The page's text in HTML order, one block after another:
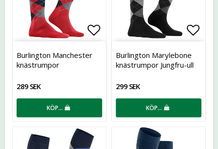
Lägg till i favoritlistan
Burlington Manchester
knästrumpor
289 SEK
KÖP…
Burlington Marylebone
knästrumpor Jungfru-ull
299 SEK
KÖP…